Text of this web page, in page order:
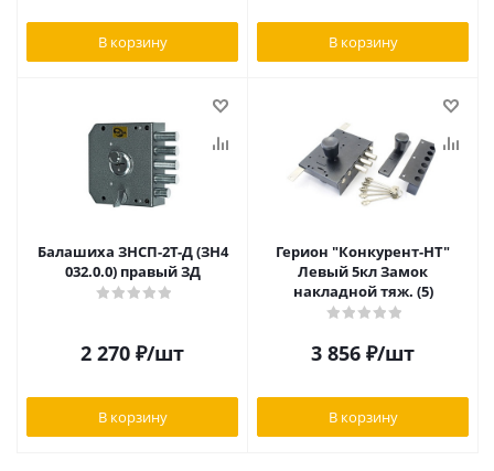
В корзину В корзину
Балашиха ЗНСП-2Т-Д (ЗН4
032.0.0) правый ЗД
2 270 ₽/шт
В корзину
Герион "Конкурент-НТ"
Левый 5кл Замок
накладной тяж. (5)
3 856 ₽/шт
В корзину